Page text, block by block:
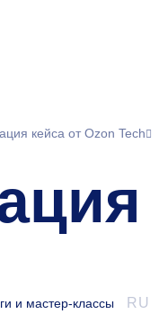
кейса от Ozon Tech
и мастер-классы RU